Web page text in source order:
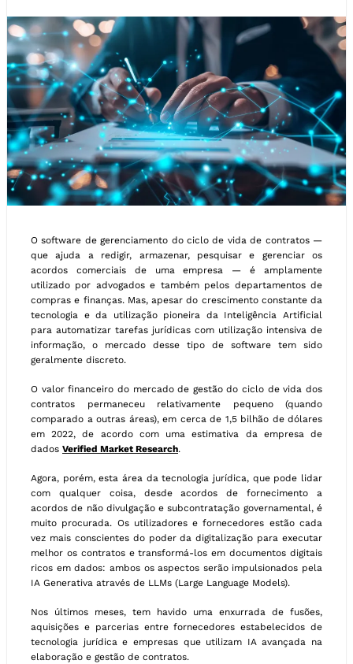
O software de gerenciamento do ciclo de vida de contratos —
que ajuda a redigir, armazenar, pesquisar e gerenciar os
acordos comerciais de uma empresa — é amplamente
utilizado por advogados e também pelos departamentos de
compras e finanças. Mas, apesar do crescimento constante da
tecnologia e da utilização pioneira da Inteligência Artificial
para automatizar tarefas jurídicas com utilização intensiva de
informação, o mercado desse tipo de software tem sido
geralmente discreto.
O valor financeiro do mercado de gestão do ciclo de vida dos
contratos permaneceu relativamente pequeno (quando
comparado a outras áreas), em cerca de 1,5 bilhão de dólares
em 2022, de acordo com uma estimativa da empresa de
dados Verified Market Research.
Agora, porém, esta área da tecnologia jurídica, que pode lidar
com qualquer coisa, desde acordos de fornecimento a
acordos de não divulgação e subcontratação governamental, é
muito procurada. Os utilizadores e fornecedores estão cada
vez mais conscientes do poder da digitalização para executar
melhor os contratos e transformá-los em documentos digitais
ricos em dados: ambos os aspectos serão impulsionados pela
IA Generativa através de LLMs (Large Language Models).
Nos últimos meses, tem havido uma enxurrada de fusões,
aquisições e parcerias entre fornecedores estabelecidos de
tecnologia jurídica e empresas que utilizam IA avançada na
elaboração e gestão de contratos.